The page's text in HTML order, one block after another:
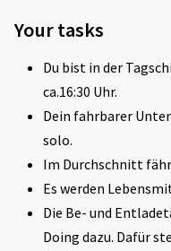
Your tasks
Du bist in der
ca.16:30 Uhr.
Dein fahrbarer
solo.
Im Durchschnitt
Es werden
Die Be- und
Doing dazu. Dafür